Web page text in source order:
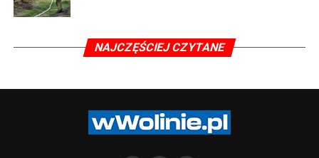
NAJCZĘŚCIEJ CZYTANE